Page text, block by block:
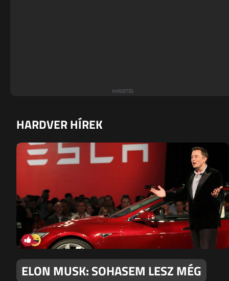
HARDVER HÍREK
ELON MUSK: SOHASEM LESZ MÉG